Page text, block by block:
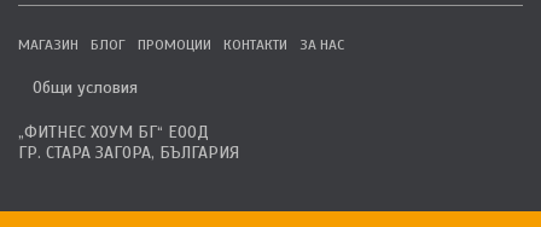
МАГАЗИН БЛОГ ПРОМОЦИИ КОНТАКТИ ЗА НАС
Общи условия
„ФИТНЕС ХОУМ БГ“ ЕООД
ГР. СТАРА ЗАГОРА, БЪЛГАРИЯ